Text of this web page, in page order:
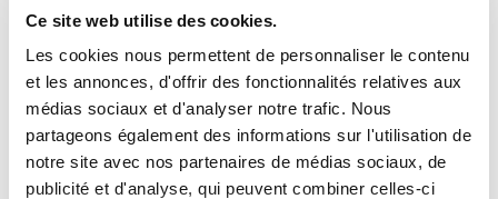
Ce site web utilise des cookies.
Les cookies nous permettent de personnaliser le contenu
et les annonces, d'offrir des fonctionnalités relatives aux
médias sociaux et d'analyser notre trafic. Nous
partageons également des informations sur l'utilisation de
notre site avec nos partenaires de médias sociaux, de
publicité et d'analyse, qui peuvent combiner celles-ci
Nos services
Paiement
100% sécurisé
Paiement en
3x sans frais
Livraison
24/72H
SAV & Retours